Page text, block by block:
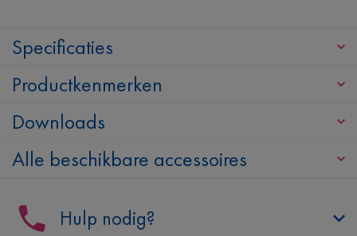
Specificaties
Productkenmerken
Downloads
Alle beschikbare accessoires
Hulp nodig?